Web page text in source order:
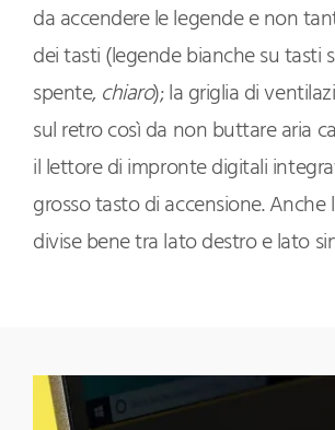
da accendere le legende e non
dei tasti (legende bianche su tasti
spente,chiaro); la griglia di
sul retro così da non buttare aria
il lettore di impronte digitali
grosso tasto di accensione.
divise bene tra lato destro e lato